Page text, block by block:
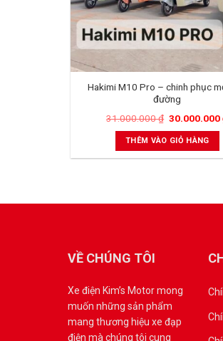
Hakimi M10 Pro – chinh phục
đường
31.000.000₫ 30.000.000
THÊM VÀO GIỎ HÀNG
VỀ CHÚNG TÔI
Xe điện Kim’s Motor mong
muốn những sản phẩm
mang thương hiệu xe đạp
điện mà chúng tôi cung